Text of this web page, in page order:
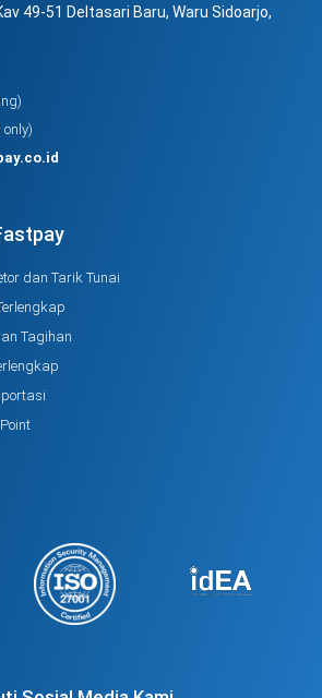
49-51 Deltasari Baru, Waru Sidoarjo,
only)
dan Tarik Tunai
Tagihan